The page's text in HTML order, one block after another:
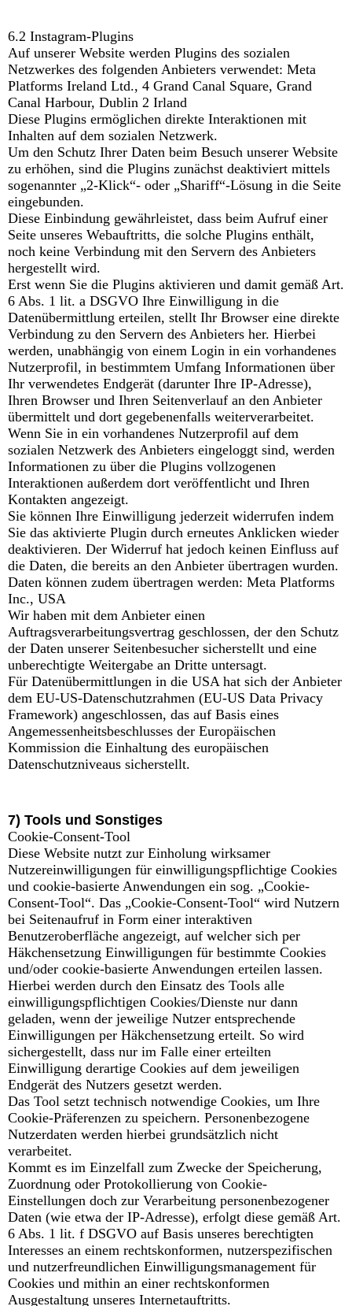
6.2 Instagram-Plugins
Auf unserer Website werden Plugins des sozialen
Netzwerkes des folgenden Anbieters verwendet: Meta
Platforms Ireland Ltd., 4 Grand Canal Square, Grand
Canal Harbour, Dublin 2 Irland
Diese Plugins ermöglichen direkte Interaktionen mit
Inhalten auf dem sozialen Netzwerk.
Um den Schutz Ihrer Daten beim Besuch unserer Website
zu erhöhen, sind die Plugins zunächst deaktiviert mittels
sogenannter „2-Klick“- oder „Shariff“-Lösung in die Seite
eingebunden.
Diese Einbindung gewährleistet, dass beim Aufruf einer
Seite unseres Webauftritts, die solche Plugins enthält,
noch keine Verbindung mit den Servern des Anbieters
hergestellt wird.
Erst wenn Sie die Plugins aktivieren und damit gemäß Art.
6 Abs. 1 lit. a DSGVO Ihre Einwilligung in die
Datenübermittlung erteilen, stellt Ihr Browser eine direkte
Verbindung zu den Servern des Anbieters her. Hierbei
werden, unabhängig von einem Login in ein vorhandenes
Nutzerprofil, in bestimmtem Umfang Informationen über
Ihr verwendetes Endgerät (darunter Ihre IP-Adresse),
Ihren Browser und Ihren Seitenverlauf an den Anbieter
übermittelt und dort gegebenenfalls weiterverarbeitet.
Wenn Sie in ein vorhandenes Nutzerprofil auf dem
sozialen Netzwerk des Anbieters eingeloggt sind, werden
Informationen zu über die Plugins vollzogenen
Interaktionen außerdem dort veröffentlicht und Ihren
Kontakten angezeigt.
Sie können Ihre Einwilligung jederzeit widerrufen indem
Sie das aktivierte Plugin durch erneutes Anklicken wieder
deaktivieren. Der Widerruf hat jedoch keinen Einfluss auf
die Daten, die bereits an den Anbieter übertragen wurden.
Daten können zudem übertragen werden: Meta Platforms
Inc., USA
Wir haben mit dem Anbieter einen
Auftragsverarbeitungsvertrag geschlossen, der den Schutz
der Daten unserer Seitenbesucher sicherstellt und eine
unberechtigte Weitergabe an Dritte untersagt.
Für Datenübermittlungen in die USA hat sich der Anbieter
dem EU-US-Datenschutzrahmen (EU-US Data Privacy
Framework) angeschlossen, das auf Basis eines
Angemessenheitsbeschlusses der Europäischen
Kommission die Einhaltung des europäischen
Datenschutzniveaus sicherstellt.
7) Tools und Sonstiges
Cookie-Consent-Tool
Diese Website nutzt zur Einholung wirksamer
Nutzereinwilligungen für einwilligungspflichtige Cookies
und cookie-basierte Anwendungen ein sog. „Cookie-
Consent-Tool“. Das „Cookie-Consent-Tool“ wird Nutzern
bei Seitenaufruf in Form einer interaktiven
Benutzeroberfläche angezeigt, auf welcher sich per
Häkchensetzung Einwilligungen für bestimmte Cookies
und/oder cookie-basierte Anwendungen erteilen lassen.
Hierbei werden durch den Einsatz des Tools alle
einwilligungspflichtigen Cookies/Dienste nur dann
geladen, wenn der jeweilige Nutzer entsprechende
Einwilligungen per Häkchensetzung erteilt. So wird
sichergestellt, dass nur im Falle einer erteilten
Einwilligung derartige Cookies auf dem jeweiligen
Endgerät des Nutzers gesetzt werden.
Das Tool setzt technisch notwendige Cookies, um Ihre
Cookie-Präferenzen zu speichern. Personenbezogene
Nutzerdaten werden hierbei grundsätzlich nicht
verarbeitet.
Kommt es im Einzelfall zum Zwecke der Speicherung,
Zuordnung oder Protokollierung von Cookie-
Einstellungen doch zur Verarbeitung personenbezogener
Daten (wie etwa der IP-Adresse), erfolgt diese gemäß Art.
6 Abs. 1 lit. f DSGVO auf Basis unseres berechtigten
Interesses an einem rechtskonformen, nutzerspezifischen
und nutzerfreundlichen Einwilligungsmanagement für
Cookies und mithin an einer rechtskonformen
Ausgestaltung unseres Internetauftritts.